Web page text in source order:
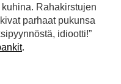
Rahakirstujen
parhaat pukunsa
idiootti!”
.